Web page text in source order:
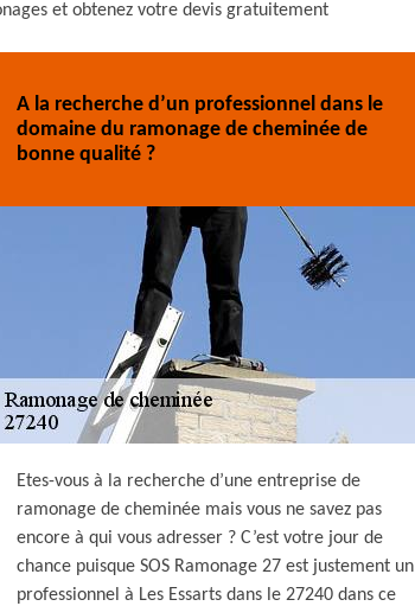
et obtenez votre devis gratuitement
A la recherche d’un professionnel dans le
domaine du ramonage de cheminée de
bonne qualité ?
Etes-vous à la recherche d’une entreprise de
ramonage de cheminée mais vous ne savez pas
encore à qui vous adresser ? C’est votre jour de
chance puisque SOS Ramonage 27 est justement un
professionnel à Les Essarts dans le 27240 dans ce